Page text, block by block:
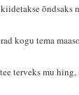
õndsaks
kogu tema
terveks mu hing,